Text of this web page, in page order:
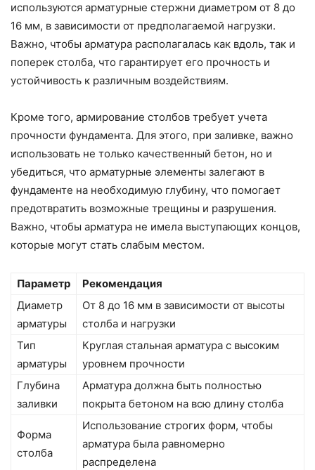
используются арматурные стержни диаметром от 8 до
16 мм, в зависимости от предполагаемой нагрузки.
Важно, чтобы арматура располагалась как вдоль, так и
поперек столба, что гарантирует его прочность и
устойчивость к различным воздействиям.
Кроме того, армирование столбов требует учета
прочности фундамента. Для этого, при заливке, важно
использовать не только качественный бетон, но и
убедиться, что арматурные элементы залегают в
фундаменте на необходимую глубину, что помогает
предотвратить возможные трещины и разрушения.
Важно, чтобы арматура не имела выступающих концов,
которые могут стать слабым местом.
Параметр
Рекомендация
Диаметр
арматуры
От 8 до 16 мм в зависимости от высоты
столба и нагрузки
Тип
арматуры
Круглая стальная арматура с высоким
уровнем прочности
Глубина
заливки
Арматура должна быть полностью
покрыта бетоном на всю длину столба
Форма
столба
Использование строгих форм, чтобы
арматура была равномерно
распределена